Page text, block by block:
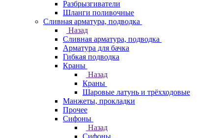
Разбрызгиватели
Шланги поливочные
Сливная арматура, подводка
Назад
Сливная арматура, подводка
Арматура для бачка
Гибкая подводка
Краны
Назад
Краны
Шаровые латунь и трёхходовые
Манжеты, прокладки
Прочее
Сифоны
Назад
Сифоны